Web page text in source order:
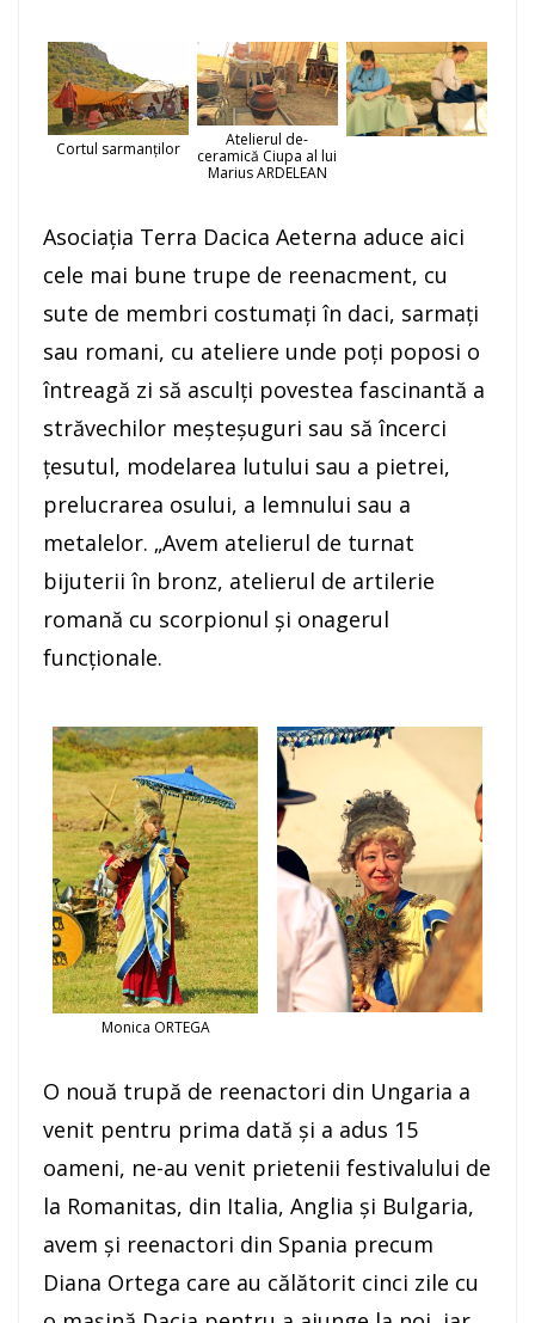
Cortul sarmanților
Atelierul de-
ceramică Ciupa al lui
Marius ARDELEAN
Asociaţia Terra Dacica Aeterna aduce aici
cele mai bune trupe de reenacment, cu
sute de membri costumaţi în daci, sarmaţi
sau romani, cu ateliere unde poţi poposi o
întreagă zi să asculţi povestea fascinantă a
străvechilor meşteşuguri sau să încerci
ţesutul, modelarea lutului sau a pietrei,
prelucrarea osului, a lemnului sau a
metalelor. „Avem atelierul de turnat
bijuterii în bronz, atelierul de artilerie
romană cu scorpionul şi onagerul
funcționale.
Monica ORTEGA
O nouă trupă de reenactori din Ungaria a
venit pentru prima dată şi a adus 15
oameni, ne-au venit prietenii festivalului de
la Romanitas, din Italia, Anglia şi Bulgaria,
avem şi reenactori din Spania precum
Diana Ortega care au călătorit cinci zile cu